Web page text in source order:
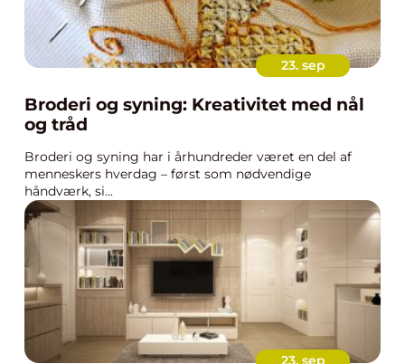
23. sep
Broderi og syning: Kreativitet med nål
og tråd
Broderi og syning har i århundreder været en del af
menneskers hverdag – først som nødvendige
håndværk, si...
23. sep